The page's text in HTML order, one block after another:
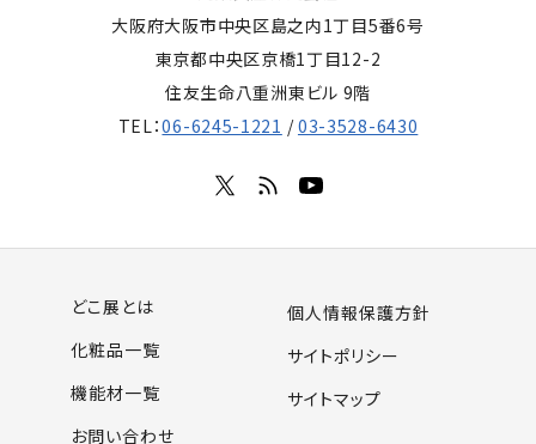
大阪府大阪市中央区島之内1丁目5番6号
東京都中央区京橋1丁目12-2
住友生命八重洲東ビル 9階
TEL：06-6245-1221 /03-3528-6430
どこ展とは
化粧品一覧
機能材一覧
お問い合わせ
個人情報保護方針
サイトポリシー
サイトマップ